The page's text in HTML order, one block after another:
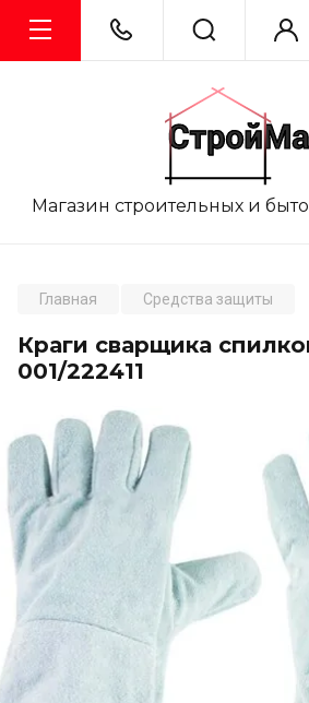
Магазин строительных и
Главная Средства защиты
Краги сварщика
001/222411